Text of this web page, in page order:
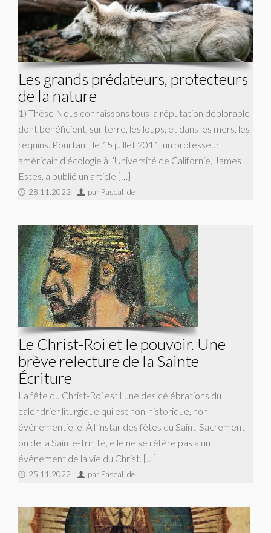
Les grands prédateurs, protecteurs
de la nature
1) Thèse Nous connaissons tous la réputation déplorable
dont bénéficient, sur terre, les loups, et dans les mers, les
requins. Pourtant, le 15 juillet 2011, un professeur
américain d’écologie à l’Université de Californie, James
Estes, a publié un article […]
28.11.2022 par Pascal Ide
Le Christ-Roi et le pouvoir. Une
brève relecture de la Sainte
Écriture
La fête du Christ-Roi est l’une des célébrations du
calendrier liturgique qui est non-historique, non
événementielle. À l’instar des fêtes du Saint-Sacrement
ou de la Sainte-Trinité, elle ne se réfère pas à un
événement de la vie du Christ. […]
25.11.2022 par Pascal Ide